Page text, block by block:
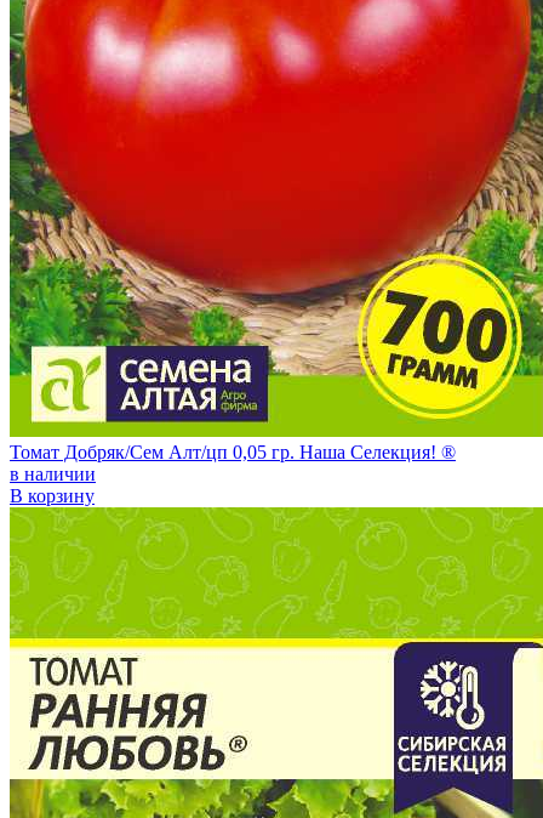
Томат Добряк/Сем Алт/цп 0,05 гр. Наша Селекция! ®
в наличии
В корзину